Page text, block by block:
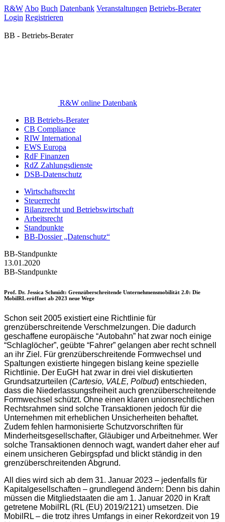
R&W Abo Buch Datenbank Veranstaltungen Betriebs-Berater
Login Registrieren
BB - Betriebs-Berater
R&W online Datenbank
BB Betriebs-Berater
CB Compliance
RIW International
EWS Europa
RdF Finanzen
RdZ Zahlungsdienste
DSB-Datenschutz
Wirtschaftsrecht
Steuerrecht
Bilanzrecht und Betriebswirtschaft
Arbeitsrecht
Standpunkte
BB-Dossier „Datenschutz“
BB-Standpunkte
13.01.2020
BB-Standpunkte
Prof. Dr. Jessica Schmidt: Grenzüberschreitende Unternehmensmobilität 2.0: Die
MobilRL eröffnet ab 2023 neue Wege
Schon seit 2005 existiert eine Richtlinie für
grenzüberschreitende Verschmelzungen. Die dadurch
geschaffene europäische “Autobahn” hat zwar noch einige
“Schlaglöcher”, geübte “Fahrer” gelangen aber recht schnell
an ihr Ziel. Für grenzüberschreitende Formwechsel und
Spaltungen existierte hingegen bislang keine spezielle
Richtlinie. Der EuGH hat zwar in drei viel diskutierten
Grundsatzurteilen (Cartesio, VALE, Polbud) entschieden,
dass die Niederlassungsfreiheit auch grenzüberschreitende
Formwechsel schützt. Ohne einen klaren unionsrechtlichen
Rechtsrahmen sind solche Transaktionen jedoch für die
Unternehmen mit erheblichen Unsicherheiten behaftet.
Zudem fehlen harmonisierte Schutzvorschriften für
Minderheitsgesellschafter, Gläubiger und Arbeitnehmer. Wer
solche Transaktionen dennoch wagt, wandert daher eher auf
einem unsicheren Gebirgspfad und blickt ständig in den
grenzüberschreitenden Abgrund.
All dies wird sich ab dem 31. Januar 2023 – jedenfalls für
Kapitalgesellschaften – grundlegend ändern: Denn bis dahin
müssen die Mitgliedstaaten die am 1. Januar 2020 in Kraft
getretene MobilRL (RL (EU) 2019/2121) umsetzen. Die
MobilRL – die trotz ihres Umfangs in einer Rekordzeit von 19